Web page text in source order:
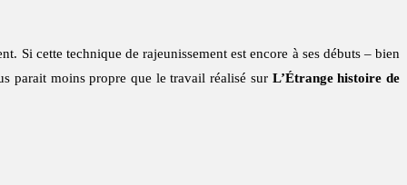
Si cette technique de rajeunissement est encore à ses débuts – bien
parait moins propre que le travail réalisé sur L’Étrange histoire de